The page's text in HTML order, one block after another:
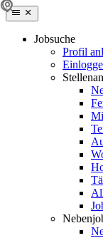
Jobsuche
Profil